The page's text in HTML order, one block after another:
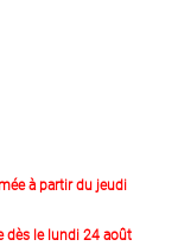
à partir du jeudi
dès le lundi 24 août